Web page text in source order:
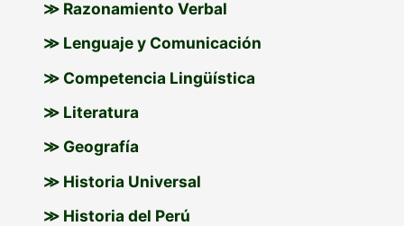
≫ Razonamiento Verbal
≫ Lenguaje y Comunicación
≫ Competencia Lingüística
≫ Literatura
≫ Geografía
≫ Historia Universal
≫ Historia del Perú